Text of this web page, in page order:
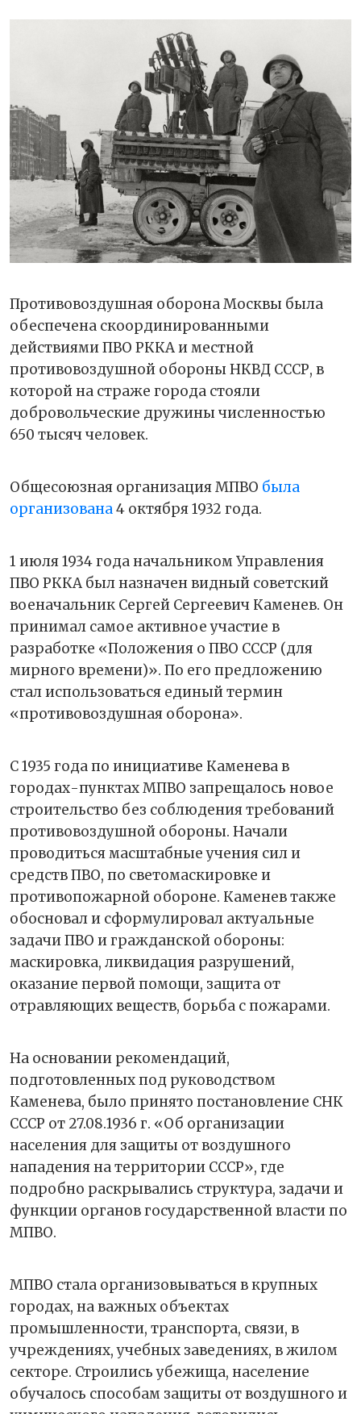
Противовоздушная оборона Москвы была
обеспечена скоординированными
действиями ПВО РККА и местной
противовоздушной обороны НКВД СССР, в
которой на страже города стояли
добровольческие дружины численностью
650 тысяч человек.
Общесоюзная организация МПВО была
организована4 октября 1932 года.
1 июля 1934 года начальником Управления
ПВО РККА был назначен видный советский
военачальник Сергей Сергеевич Каменев. Он
принимал самое активное участие в
разработке «Положения о ПВО СССР (для
мирного времени)». По его предложению
стал использоваться единый термин
«противовоздушная оборона».
С 1935 года по инициативе Каменева в
городах-пунктах МПВО запрещалось новое
строительство без соблюдения требований
противовоздушной обороны. Начали
проводиться масштабные учения сил и
средств ПВО, по светомаскировке и
противопожарной обороне. Каменев также
обосновал и сформулировал актуальные
задачи ПВО и гражданской обороны:
маскировка, ликвидация разрушений,
оказание первой помощи, защита от
отравляющих веществ, борьба с пожарами.
На основании рекомендаций,
подготовленных под руководством
Каменева, было принято постановление СНК
СССР от 27.08.1936 г. «Об организации
населения для защиты от воздушного
нападения на территории СССР», где
подробно раскрывались структура, задачи и
функции органов государственной власти по
МПВО.
МПВО стала организовываться в крупных
городах, на важных объектах
промышленности, транспорта, связи, в
учреждениях, учебных заведениях, в жилом
секторе. Строились убежища, население
обучалось способам защиты от воздушного и